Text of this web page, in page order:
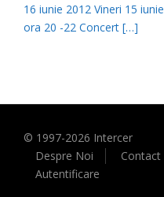
16 iunie 2012 Vineri 15 iunie
ora 20 -22 Concert […]
© 1997-2026 Intercer
Despre Noi
Contact
Autentificare